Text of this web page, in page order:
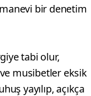
bir denetim
tabi olur,
musibetler eksik
yayılıp, açıkça